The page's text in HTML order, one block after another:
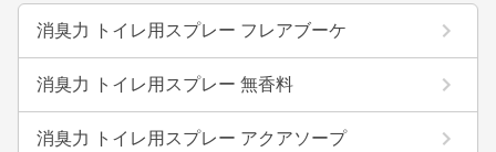
消臭力 トイレ用スプレー フレアブーケ
消臭力 トイレ用スプレー 無香料
消臭力 トイレ用スプレー アクアソープ